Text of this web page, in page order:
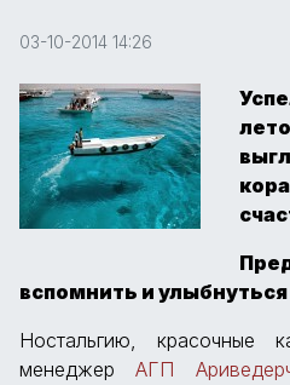
03-10-2014 14:26
вспомнить и
Ностальгию, красочные
менеджерАГП